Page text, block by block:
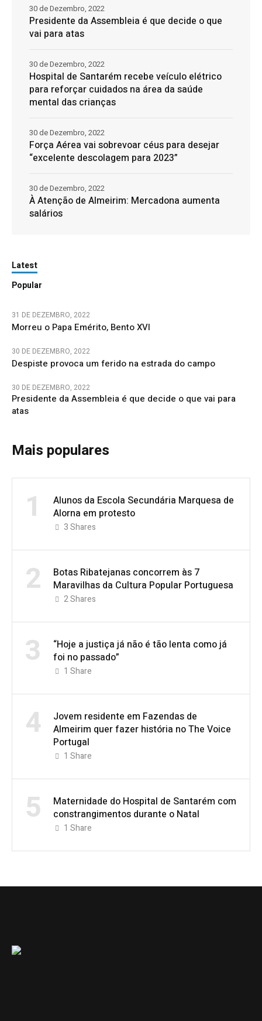
Presidente da Assembleia é que decide o que
vai para atas
30 de Dezembro, 2022
Hospital de Santarém recebe veículo elétrico
para reforçar cuidados na área da saúde
mental das crianças
30 de Dezembro, 2022
Força Aérea vai sobrevoar céus para desejar
“excelente descolagem para 2023”
30 de Dezembro, 2022
À Atenção de Almeirim: Mercadona aumenta
salários
30 de Dezembro, 2022
Latest
Popular
31 DE DEZEMBRO, 2022
Morreu o Papa Emérito, Bento XVI
30 DE DEZEMBRO, 2022
Despiste provoca um ferido na estrada do campo
30 DE DEZEMBRO, 2022
Presidente da Assembleia é que decide o que vai para
atas
Mais populares
1
Alunos da Escola Secundária Marquesa de
Alorna em protesto
3Shares
2
Botas Ribatejanas concorrem às 7
Maravilhas da Cultura Popular Portuguesa
2Shares
3
“Hoje a justiça já não é tão lenta como já
foi no passado”
1 Share
4
Jovem residente em Fazendas de
Almeirim quer fazer história no The Voice
Portugal
1 Share
5
Maternidade do Hospital de Santarém com
constrangimentos durante o Natal
1 Share